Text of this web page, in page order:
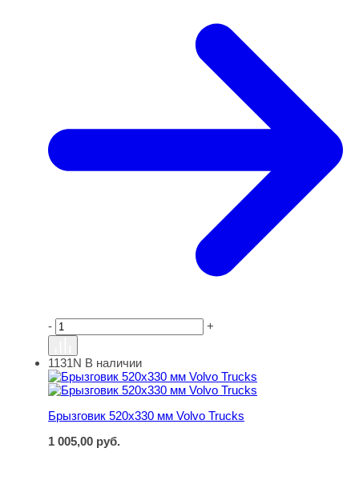
- +
Брызговик 520х330 мм Volvo Trucks
1131N В наличии
Брызговик 520х330 мм Volvo Trucks
1 005,00 руб.